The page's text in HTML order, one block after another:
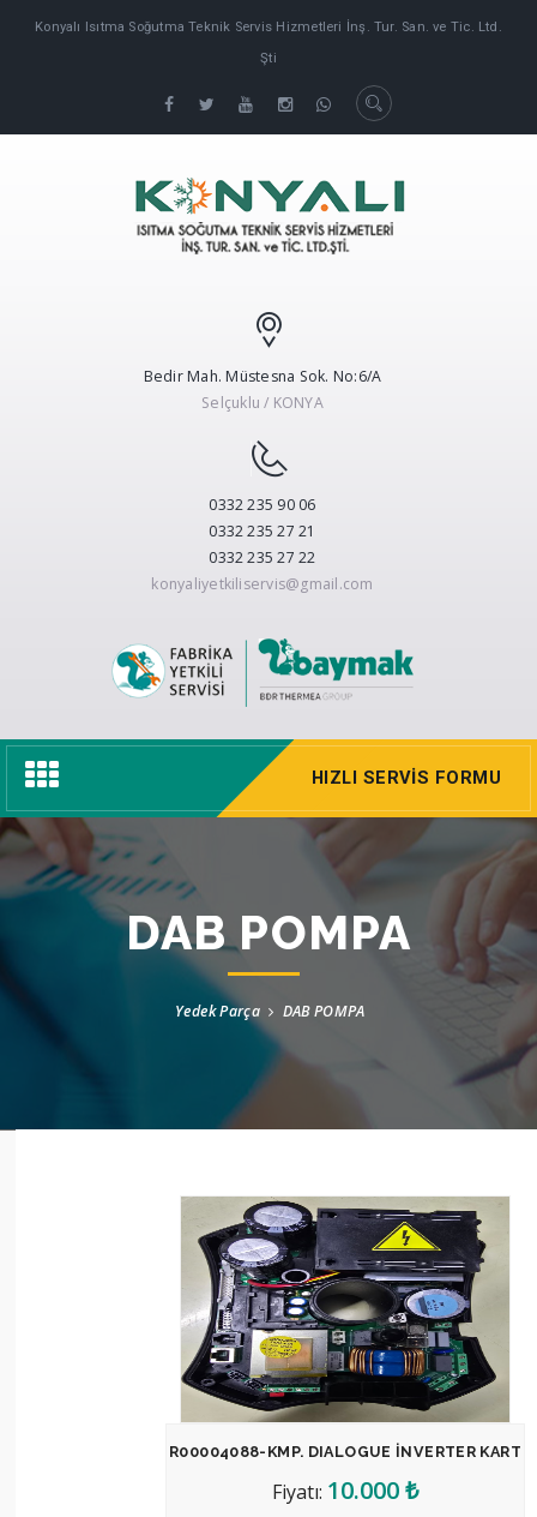
Konyalı Isıtma Soğutma Teknik Servis Hizmetleri İnş. Tur. San. ve Tic. Ltd.
Şti
Bedir Mah. Müstesna Sok. No:6/A
Selçuklu / KONYA
0332 235 90 06
0332 235 27 21
0332 235 27 22
konyaliyetkiliservis@gmail.com
Toggle
navigation
HIZLI SERVIS FORMU
DAB POMPA
Yedek Parça DAB POMPA
R00004088-KMP. DIALOGUE İNVERTER KART
Fiyatı: 10.000 ₺